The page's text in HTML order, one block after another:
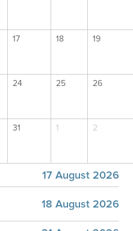
17 18 19
24 25 26
31 1 2
17 August 2026
18 August 2026